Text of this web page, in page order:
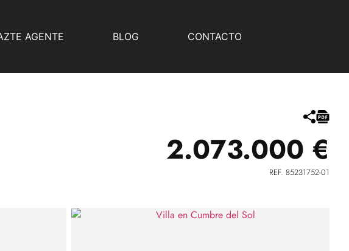
AGENTE BLOG CONTACTO
2.073.000 €
REF. 85231752-01